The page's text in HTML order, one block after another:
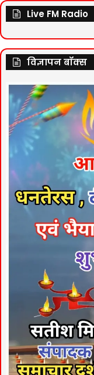
Live FM Radio
विज्ञापन बॉक्स